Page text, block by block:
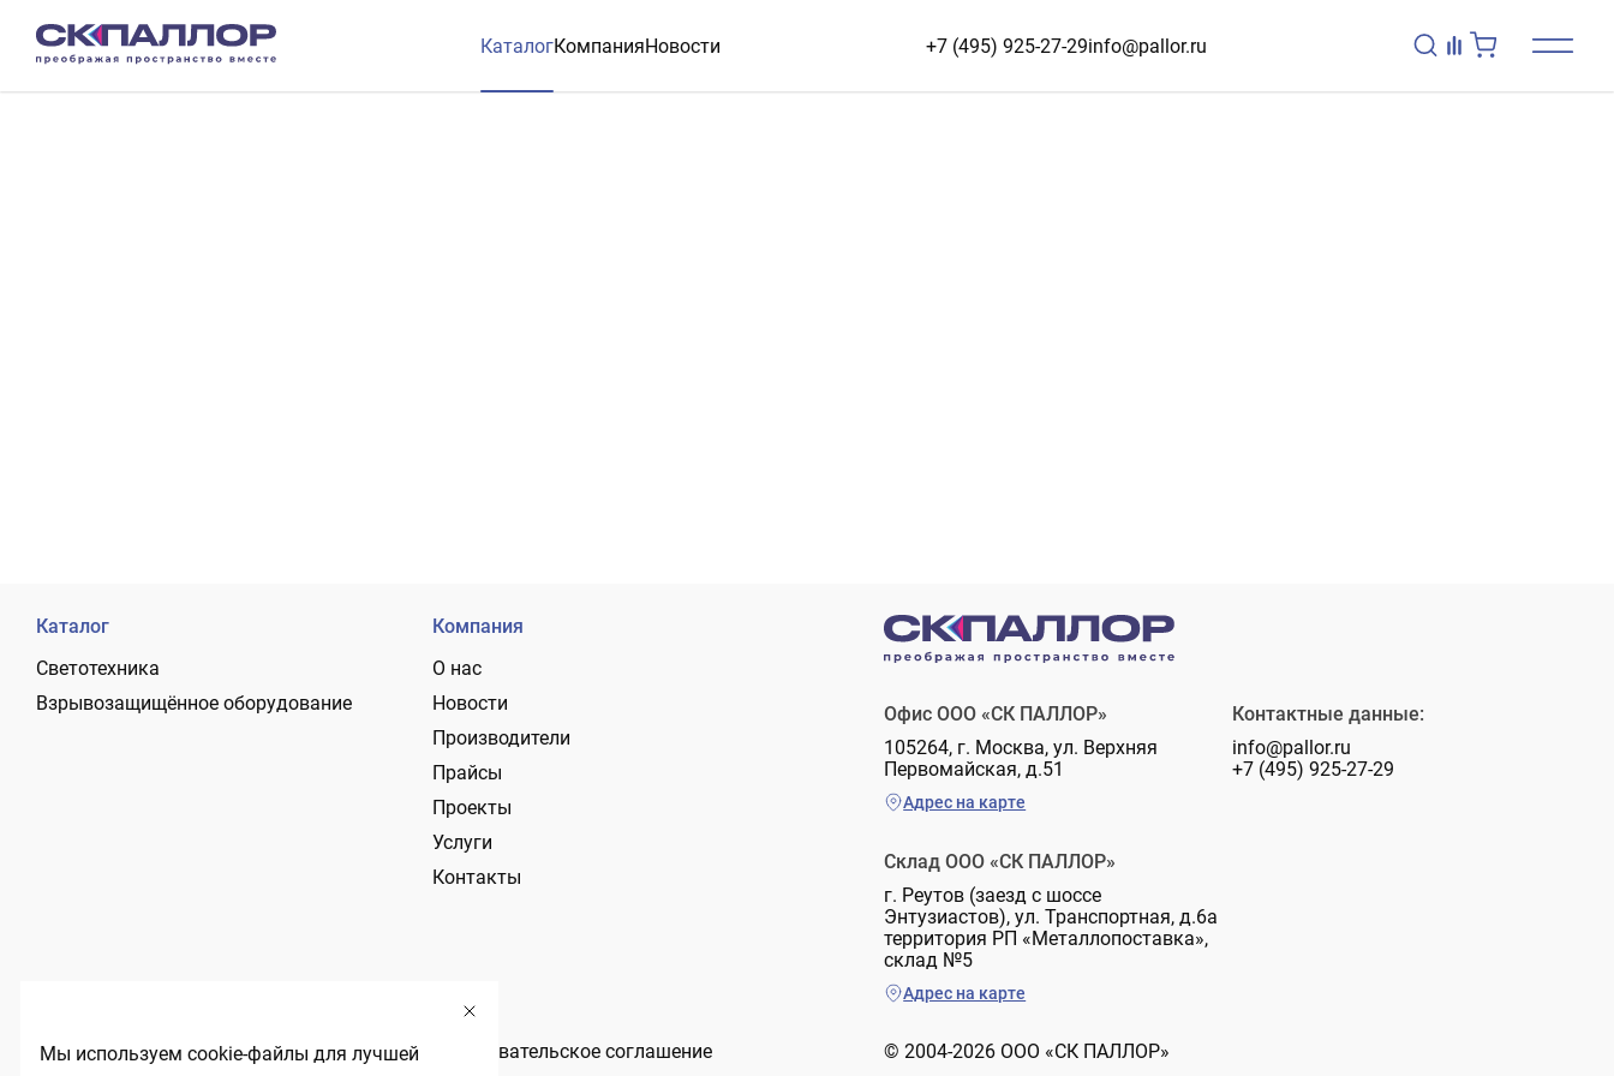
КаталогКомпанияНовости +7 (495) 925-27-29info@pallor.ru
Каталог
Светотехника
Взрывозащищённое оборудование
Политика обработки персональных данных
Компания
О нас
Новости
Производители
Прайсы
Проекты
Услуги
Контакты
Пользовательское соглашение
Офис ООО «СК ПАЛЛОР»
105264, г. Москва, ул. Верхняя
Первомайская, д.51
Адрес на карте
Склад ООО «СК ПАЛЛОР»
г. Реутов (заезд с шоссе
Энтузиастов), ул. Транспортная, д.6а
территория РП «Металлопоставка»,
склад №5
Адрес на карте
Контактные данные:
info@pallor.ru
+7 (495) 925-27-29
© 2004-2026 ООО «СК ПАЛЛОР»
Мы используем cookie-файлы для лучшей